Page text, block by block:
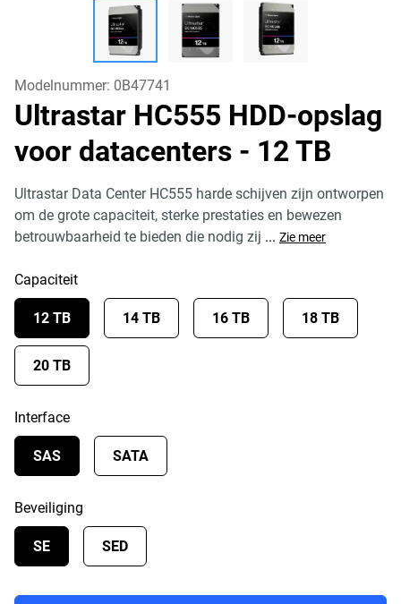
Modelnummer: 0B47741
Ultrastar HC555 HDD-opslag
voor datacenters - 12 TB
Ultrastar Data Center HC555 harde schijven zijn ontworpen
om de grote capaciteit, sterke prestaties en bewezen
betrouwbaarheid te bieden die nodig zij ... Zie meer
Capaciteit
12 TB 14 TB 16 TB 18 TB
20 TB
Interface
SAS SATA
Beveiliging
SE SED